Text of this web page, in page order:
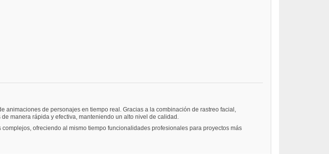
de personajes en tiempo real. Gracias a la combinación de rastreo facial,
manera rápida y efectiva, manteniendo un alto nivel de calidad.
ofreciendo al mismo tiempo funcionalidades profesionales para proyectos más